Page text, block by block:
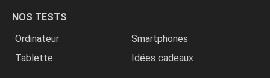
NOS TESTS
Ordinateur
Smartphones
Tablette
Idées cadeaux